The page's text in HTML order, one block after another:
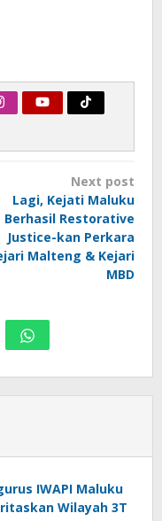
Next post
Lagi, Kejati Maluku
Berhasil Restorative
Justice-kan Perkara
Malteng & Kejari
MBD
IWAPI Maluku
Wilayah 3T